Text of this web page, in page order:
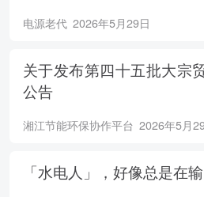
电源老代 2026年5月29日
关于发布第四十五批大宗
公告
湘江节能环保协作平台 2026年5月
「水电人」，好像总是在输